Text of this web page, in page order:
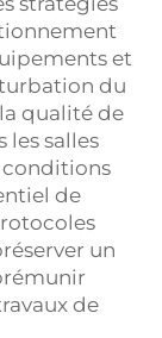
et
du
qualité de
les salles
conditions
de
un
de